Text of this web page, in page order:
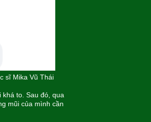
sĩ Mika Vũ Thái
khá to. Sau đó, qua
mũi của mình cần